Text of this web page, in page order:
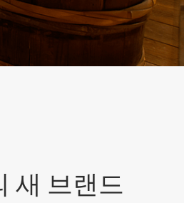
새 브랜드